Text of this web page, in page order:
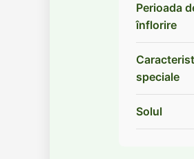
Perioada
înflorire
speciale
Solul